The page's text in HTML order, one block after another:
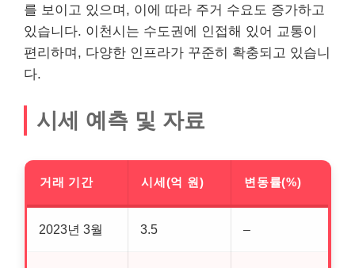
를 보이고 있으며, 이에 따라 주거 수요도 증가하고
있습니다. 이천시는 수도권에 인접해 있어 교통이
편리하며, 다양한 인프라가 꾸준히 확충되고 있습니
다.
시세 예측 및 자료
거래 기간 시세(억 원) 변동률(%)
2023년 3월 3.5 –